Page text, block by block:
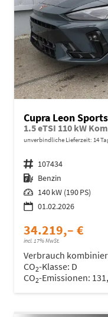
Cupra Leon
1.5 eTSI 110 kW
unverbindliche Lieferzeit: 14
Fahrzeugnr. 107434
Kraftstoff Benzin
Leistung 140 kW (190 PS)
01.02.2026
34.219,– €
incl. 17% MwSt.
Verbrauch
CO2-Klasse: D
CO2-Emissionen: